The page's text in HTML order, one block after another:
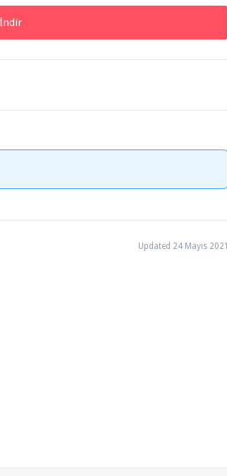
İndir
Updated 24 Mayıs 2021